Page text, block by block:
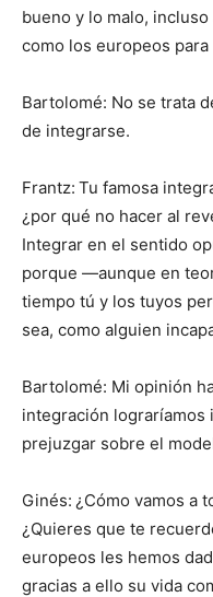
bueno y lo malo,
como los europeos
Bartolomé: No se trata
de integrarse.
Frantz: Tu famosa
¿por qué no hacer al
Integrar en el sentido
porque —aunque en
tiempo tú y los tuyos
sea, como alguien
Bartolomé: Mi opinión
integración lograríamos
prejuzgar sobre el
Ginés: ¿Cómo vamos a
¿Quieres que te
europeos les hemos
gracias a ello su vida